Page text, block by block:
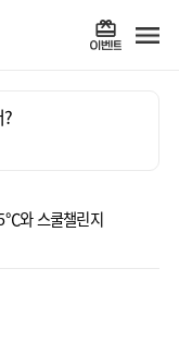
와 스쿨챌린지